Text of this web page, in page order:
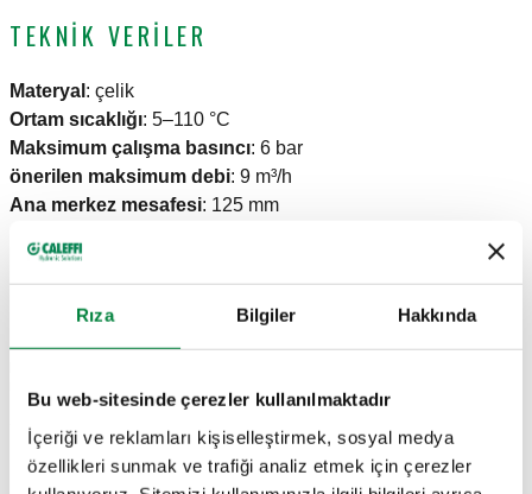
Rıza Bilgiler Hakkında
Bu web-sitesinde çerezler kullanılmaktadır
İçeriği ve reklamları kişiselleştirmek, sosyal medya
özellikleri sunmak ve trafiği analiz etmek için çerezler
TEKNIK VERILER
Materyal : çelik
Ortam sıcaklığı: 5–110 °C
Maksimum çalışma basıncı: 6 bar
önerilen maksimum debi: 9 m³/h
Ana merkez mesafesi: 125 mm
ÇIZIMLER VE TEKNIK ÖZELLIKLER
G 1 1/2" (ISO 228-1)